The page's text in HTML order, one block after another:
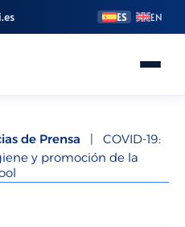
ES EN
de Prensa |
COVID-19:
y promoción de la